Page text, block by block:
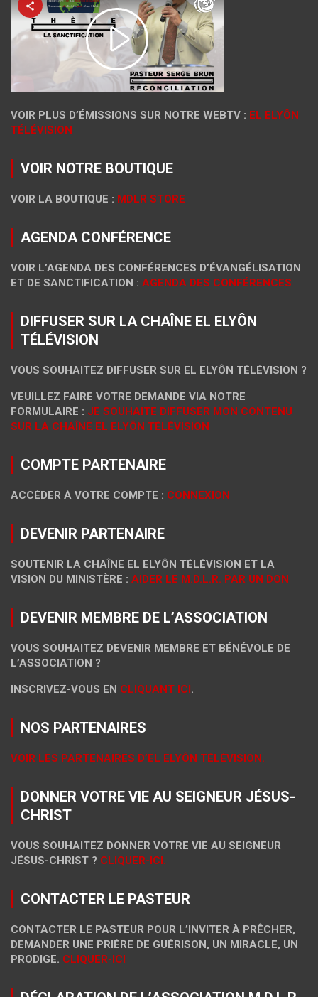
VOIR PLUS D’ÉMISSIONS SUR NOTRE WEBTV : EL ELYÔN
TÉLÉVISION
VOIR NOTRE BOUTIQUE
VOIR LA BOUTIQUE : MDLR STORE
AGENDA CONFÉRENCE
VOIR L’AGENDA DES CONFÉRENCES D’ÉVANGÉLISATION
ET DE SANCTIFICATION : AGENDA DES CONFÉRENCES
DIFFUSER SUR LA CHAÎNE EL ELYÔN
TÉLÉVISION
VOUS SOUHAITEZ DIFFUSER SUR EL ELYÔN TÉLÉVISION ?
VEUILLEZ FAIRE VOTRE DEMANDE VIA NOTRE
FORMULAIRE : JE SOUHAITE DIFFUSER MON CONTENU
SUR LA CHAÎNE EL ELYÔN TÉLÉVISION
COMPTE PARTENAIRE
ACCÉDER À VOTRE COMPTE : CONNEXION
DEVENIR PARTENAIRE
SOUTENIR LA CHAÎNE EL ELYÔN TÉLÉVISION ET LA
VISION DU MINISTÈRE : AIDER LE M.D.L.R. PAR UN DON
DEVENIR MEMBRE DE L’ASSOCIATION
VOUS SOUHAITEZ DEVENIR MEMBRE ET BÉNÉVOLE DE
L’ASSOCIATION ?
INSCRIVEZ-VOUS EN CLIQUANT ICI.
NOS PARTENAIRES
VOIR LES PARTENAIRES D’EL ELYÔN TÉLÉVISION.
DONNER VOTRE VIE AU SEIGNEUR JÉSUS-
CHRIST
VOUS SOUHAITEZ DONNER VOTRE VIE AU SEIGNEUR
JÉSUS-CHRIST ? CLIQUER-ICI.
CONTACTER LE PASTEUR
CONTACTER LE PASTEUR POUR L’INVITER À PRÊCHER,
DEMANDER UNE PRIÈRE DE GUÉRISON, UN MIRACLE, UN
PRODIGE. CLIQUER-ICI